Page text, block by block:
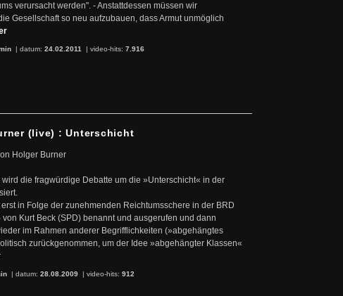
verursacht werden". - Anstattdessen müssen wir
Gesellschaft so neu aufzubauen, dass Armut unmöglich
| datum: 24.02.2011 | video-hits: 7.916
(live) : Unterschicht
Holger Burner
wird die fragwürdige Debatte um die »Unterschicht« in der
in Folge der zunehmenden Reichtumsschere in der BRD
von Kurt Beck (SPD) benannt und ausgerufen und dann
im Rahmen anderer Begrifflichkeiten (»abgehängtes
zurückgenommen, um der Idee »abgehängter Klassen«
| datum: 28.08.2009 | video-hits: 912